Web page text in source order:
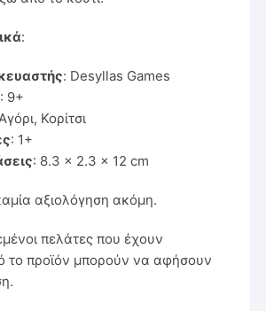
:
: Desyllas Games
: 9+
Κορίτσι
: 1+
: 8.3 × 2.3 × 12 cm
αξιολόγηση ακόμη.
πελάτες που έχουν
το προϊόν μπορούν να αφήσουν